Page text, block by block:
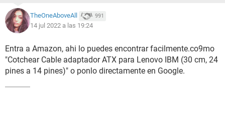
TheOneAboveAll 991
14 jul 2022 a las 19:24
Entra a Amazon, ahi lo puedes encontrar facilmente.co9mo
"Cotchear Cable adaptador ATX para Lenovo IBM (30 cm, 24
pines a 14 pines)" o ponlo directamente en Google.